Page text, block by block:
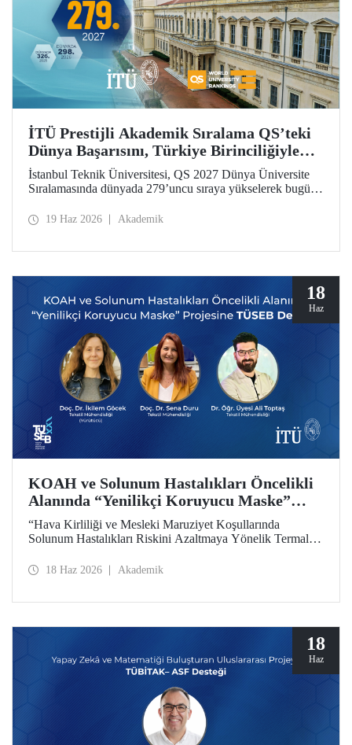
İTÜ Prestijli Akademik Sıralama QS’teki
Dünya Başarısını, Türkiye Birinciliğiyle
Taçlandırdı
İstanbul Teknik Üniversitesi, QS 2027 Dünya Üniversite
Sıralamasında dünyada 279’uncu sıraya yükselerek bugüne
sıralamaya giren 25 üniversite arasında ilk sırada yer aldı.
19 Haz 2026 Akademik
18
Haz
KOAH ve Solunum Hastalıkları Öncelikli
Alanında “Yenilikçi Koruyucu Maske”
Projesine TÜSEB Desteği
“Hava Kirliliği ve Mesleki Maruziyet Koşullarında
Solunum Hastalıkları Riskini Azaltmaya Yönelik Termal
Sisteminin Geliştirilmesi” başlıklı proje, Türkiye Sağlık
18 Haz 2026 Akademik
18
Haz